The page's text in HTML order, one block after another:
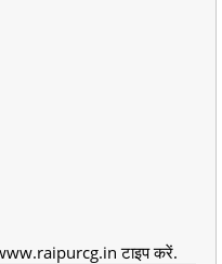
टाइप करें.